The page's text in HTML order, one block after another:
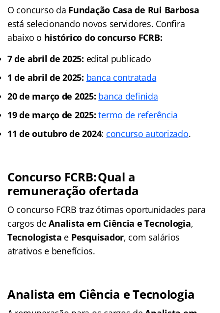
O concurso da Fundação Casa de Rui Barbosa
está selecionando novos servidores. Confira
abaixo o histórico do concurso FCRB:
7 de abril de 2025: edital publicado
1 de abril de 2025: banca contratada
20 de março de 2025: banca definida
19 de março de 2025:termo de referência
11 de outubro de 2024: concurso autorizado.
Concurso FCRB:Qual a
remuneração ofertada
O concurso FCRB traz ótimas oportunidades para
cargos deAnalista em Ciência e Tecnologia,
Tecnologista e Pesquisador, com salários
atrativos e benefícios.
Analista em Ciência e Tecnologia